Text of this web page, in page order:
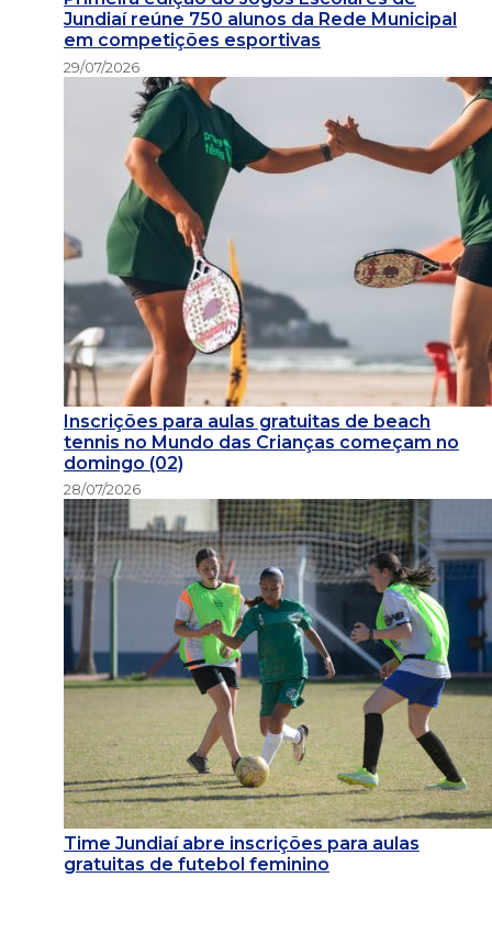
Jundiaí reúne 750 alunos da Rede Municipal
em competições esportivas
29/07/2026
Inscrições para aulas gratuitas de beach
tennis no Mundo das Crianças começam no
domingo (02)
28/07/2026
Time Jundiaí abre inscrições para aulas
gratuitas de futebol feminino